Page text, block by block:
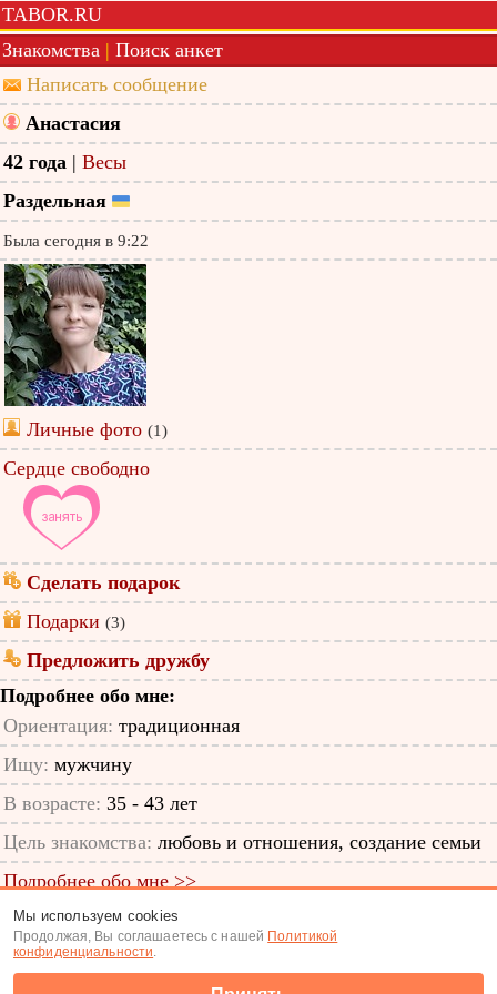
TABOR.RU
Знакомства | Поиск анкет
Написать сообщение
Анастасия
42 года | Весы
Раздельная
Была сегодня в 9:22
Личные фото (1)
Сердце свободно
Сделать подарок
Подарки (3)
Предложить дружбу
Подробнее обо мне:
Ориентация: традиционная
Ищу: мужчину
В возрасте: 35 - 43 лет
Цель знакомства: любовь и отношения, создание семьи
Подробнее обо мне >>
ID анкеты: 13631011
Знакомства|Поиск анкет
Мы используем cookies
Продолжая, Вы соглашаетесь с нашей Политикой
конфиденциальности.